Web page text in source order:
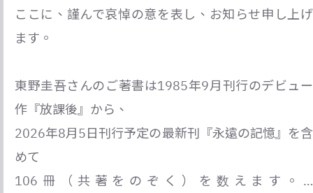
ここに、謹んで哀悼の意を表し、お知らせ申し上げ
ます。
東野圭吾さんのご著書は1985年9月刊行のデビュー
作『放課後』から、
2026年8月5日刊行予定の最新刊『永遠の記憶』を含
めて
106冊（共著をのぞく）を数えます。…